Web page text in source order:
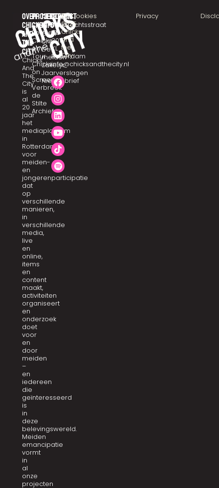
Over
chicks
and
the
city
Chicks
And
The
City
is
al
20
jaar
het
mediaplatform
in
Rotterdam
voor
meiden-
en
jongerenparticipatie
dat
op
verschillende
manieren,
in
verschillende
media,
live
en
online,
items
en
content
maakt,
activiteiten
organiseert
en
onderzoek
doet
voor
en
door
meiden
–
en
iedereen
die
geïnteresseerd
is
in
deze
belevingswereld.
Meiden
emancipatie
vormt
in
al
onze
projecten
Projecten
CHICKSTALK
Podcast
Chicks
on
Tour
Chicks
on
Screen
Verbreek
de
Stilte
Archief
Meer
info
Over
ons
De
meiden
Zakelijk
Jaarverslagen
Nieuwsbrief
Contact
Eendrachtsstraat
10
3012
XL
Rotterdam
info@chicksandthecity.nl
©
2025
Chicks
and
the
City
Cookies Privacy